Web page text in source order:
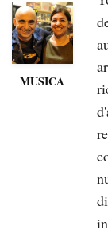
MUSICA